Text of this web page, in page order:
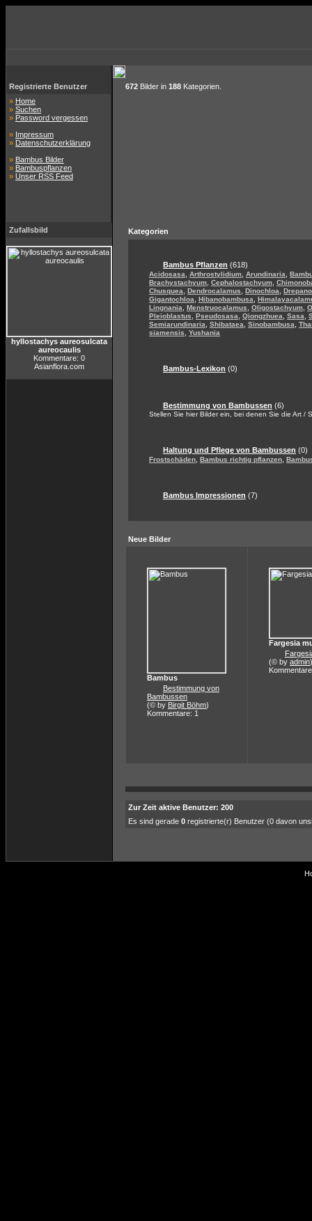
Registrierte Benutzer
» Home
» Suchen
» Password vergessen
» Impressum
» Datenschutzerklärung
» Bambus Bilder
» Bambuspflanzen
» Unser RSS Feed
Zufallsbild
hyllostachys aureosulcata
aureocaulis
Kommentare: 0
Asianflora.com
672 Bilder in 188 Kategorien.
Kategorien
Bambus Pflanzen (618)
Acidosasa Arthrostylidium Arundinaria
Brachystachyum Cephalostachyum
Chusquea
Dendrocalamus Dinochloa
Gigantochloa
Hibanobambusa
Lingnania
Menstruocalamus Oligostachyum
Pleioblastus
Pseudosasa Qiongzhuea Sasa
Semiarundinaria
Shibataea Sinobambusa
siamensis
Yushania
Bambus-Lexikon (0)
Bestimmung von Bambussen (6)
Stellen Sie hier Bilder ein, bei denen Sie die Art /
Haltung und Pflege von Bambussen (0)
Frostschäden Bambus richtig pflanzen
Bambus Impressionen (7)
Neue Bilder
Bambus
Bestimmung von
Bambussen
(© by Birgit Böhm)
Kommentare: 1
Fargesia
(© by admin)
Zur Zeit aktive Benutzer: 200
Es sind gerade 0 registrierte(r) Benutzer (0 davon